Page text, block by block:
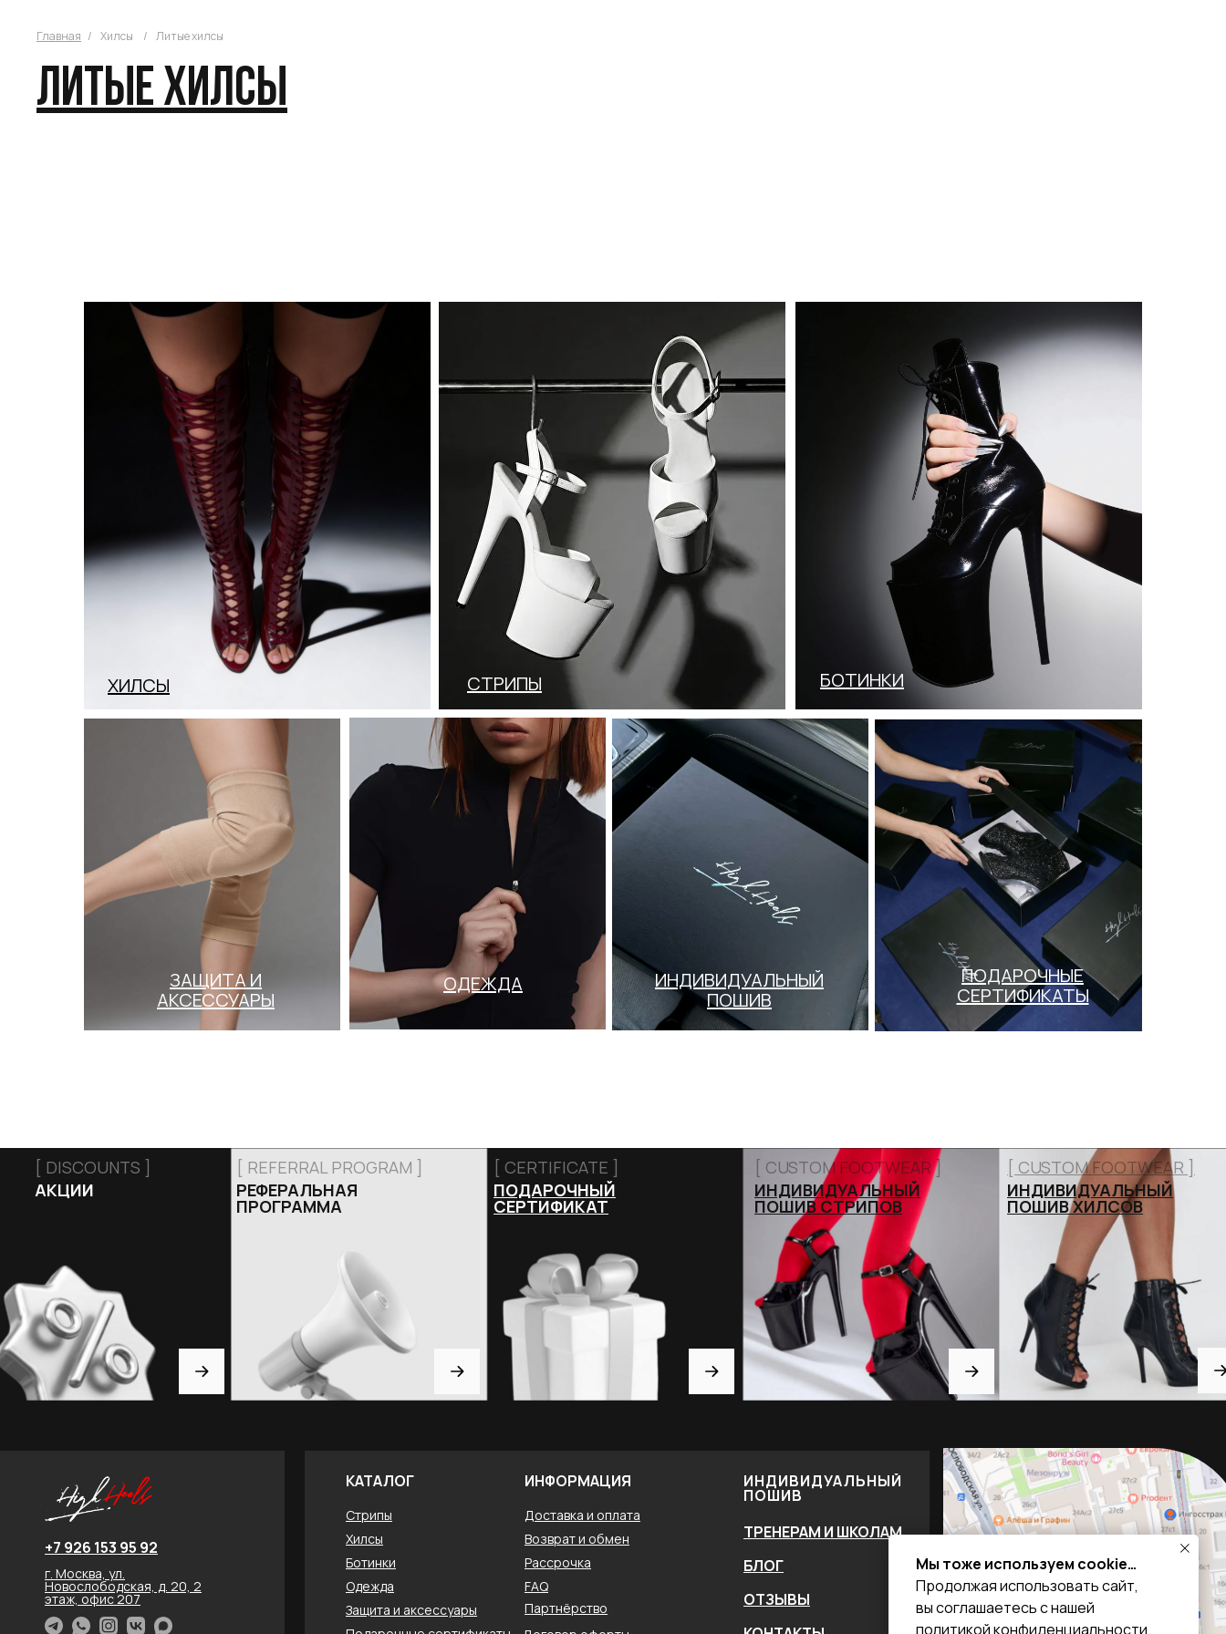
Привет! Дарим тебе -10% на первую покупку!
Подпишись на нашу рассылку
...и узнавай об акциях первой!
Email
Телефон
Отправить
Нажимая на кнопку, вы даете согласие на обработку своих
персональных данных согласно 152-ФЗ.
Подробнее
Мы тоже используем cookie…
Продолжая использовать сайт,
вы соглашаетесь с нашей
политикой конфиденциальности.
Главная / Хилсы / Литые хилсы
литые Хилсы
ПОДАРОЧНЫЕ
СЕРТИФИКАТЫ
ОДЕЖДА
ХИЛСЫ
ИНДИВИДУАЛЬНЫЙ
ПОШИВ
ЗАЩИТА И
АКСЕССУАРЫ
СТРИПЫ БОТИНКИ
+7 926 153 95 92
г. Москва, ул.
Новослободская, д. 20, 2
этаж, офис 207
[ REFERRAL PROGRAM ]
РЕФЕРАЛЬНАЯ
ПРОГРАММА
[ CERTIFICATE ]
ПОДАРОЧНЫЙ
СЕРТИФИКАТ
[ CUSTOM FOOTWEAR ]
ИНДИВИДУАЛЬНЫЙ
ПОШИВ ХИЛСОВ
[ DISCOUNTS ]
АКЦИИ
[ CUSTOM FOOTWEAR ]
ИНДИВИДУАЛЬНЫЙ
ПОШИВ СТРИПОВ
КАТАЛОГ ИНФОРМАЦИЯ
ТРЕНЕРАМ И ШКОЛАМ
БЛОГ
ОТЗЫВЫ
Стрипы
Хилсы
Ботинки
Одежда
Защита и аксессуары
Доставка и оплата
Возврат и обмен
Рассрочка
FAQ
Партнёрство
ИНДИВИДУАЛЬНЫЙ
ПОШИВ